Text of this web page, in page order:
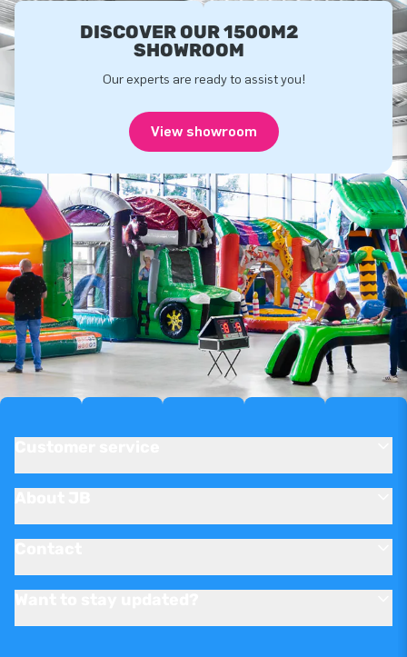
DISCOVER OUR 1500M2
SHOWROOM
Our experts are ready to assist you!
View showroom